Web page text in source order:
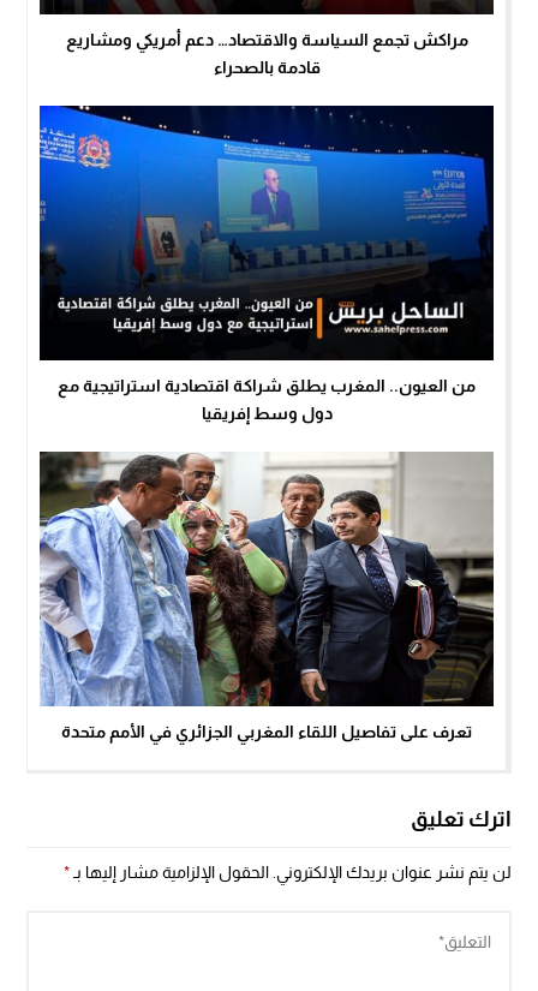
مراكش تجمع السياسة والاقتصاد… دعم أمريكي ومشاريع
قادمة بالصحراء
من العيون.. المغرب يطلق شراكة اقتصادية استراتيجية مع
دول وسط إفريقيا
تعرف على تفاصيل اللقاء المغربي الجزائري في الأمم متحدة
اترك تعليق
لن يتم نشر عنوان بريدك الإلكتروني. الحقول الإلزامية مشار إليها بـ*